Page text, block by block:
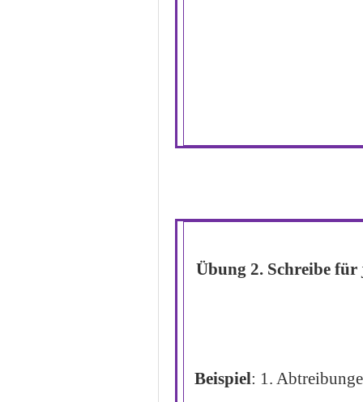
Übung 2. Schreibe für
Beispiel: 1.